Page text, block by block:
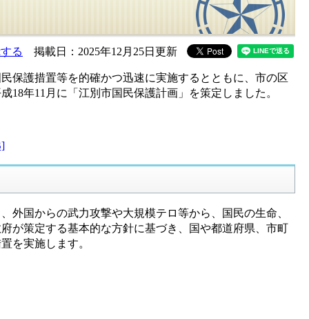
る 掲載日：2025年12月25日更新
護措置等を的確かつ迅速に実施するとともに、市の区
年11月に「江別市国民保護計画」を策定しました。
国からの武力攻撃や大規模テロ等から、国民の生命、
が策定する基本的な方針に基づき、国や都道府県、市町
を実施します。